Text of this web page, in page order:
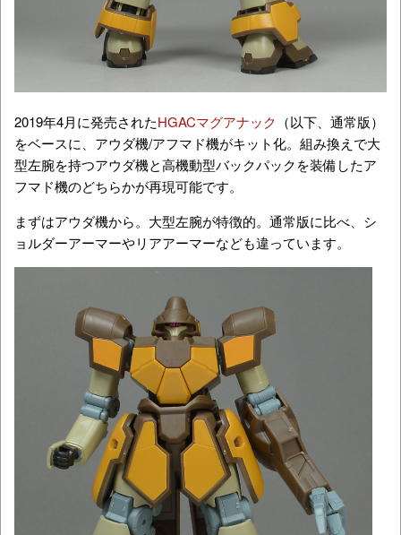
2019年4月に発売されたHGACマグアナック （以下、通常版）
をベースに、アウダ機/アフマド機がキット化。組み換えで大
型左腕を持つアウダ機と高機動型バックパックを装備したア
フマド機のどちらかが再現可能です。
まずはアウダ機から。大型左腕が特徴的。通常版に比べ、シ
ョルダーアーマーやリアアーマーなども違っています。